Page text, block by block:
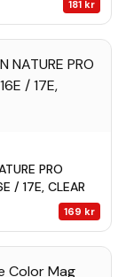
181 kr
PRO
/ 17E, CLEAR
169 kr